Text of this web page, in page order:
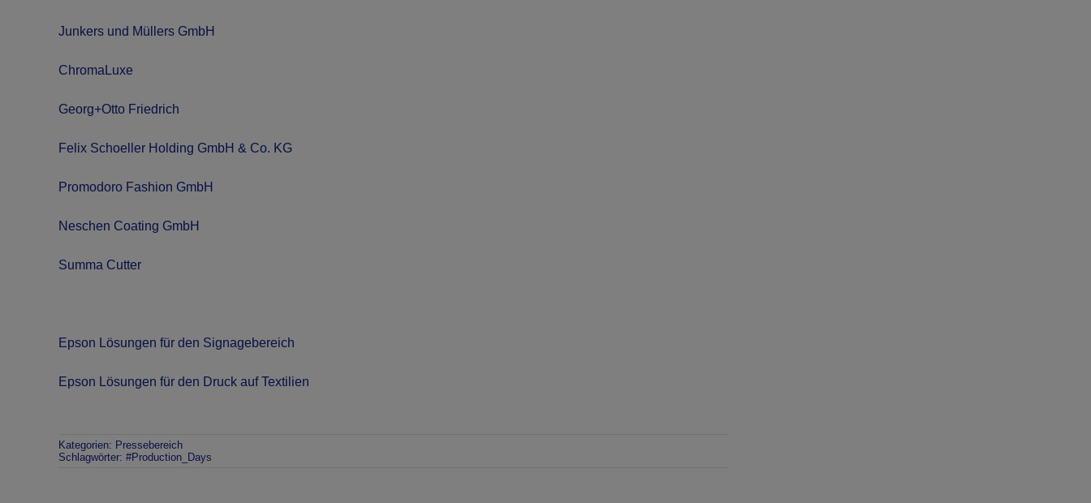
Junkers und Müllers GmbH
ChromaLuxe
Georg+Otto Friedrich
Felix Schoeller Holding GmbH & Co. KG
Promodoro Fashion GmbH
Neschen Coating GmbH
Summa Cutter
Epson Lösungen für den Signagebereich
Epson Lösungen für den Druck auf Textilien
Kategorien: Pressebereich
Schlagwörter: #Production_Days